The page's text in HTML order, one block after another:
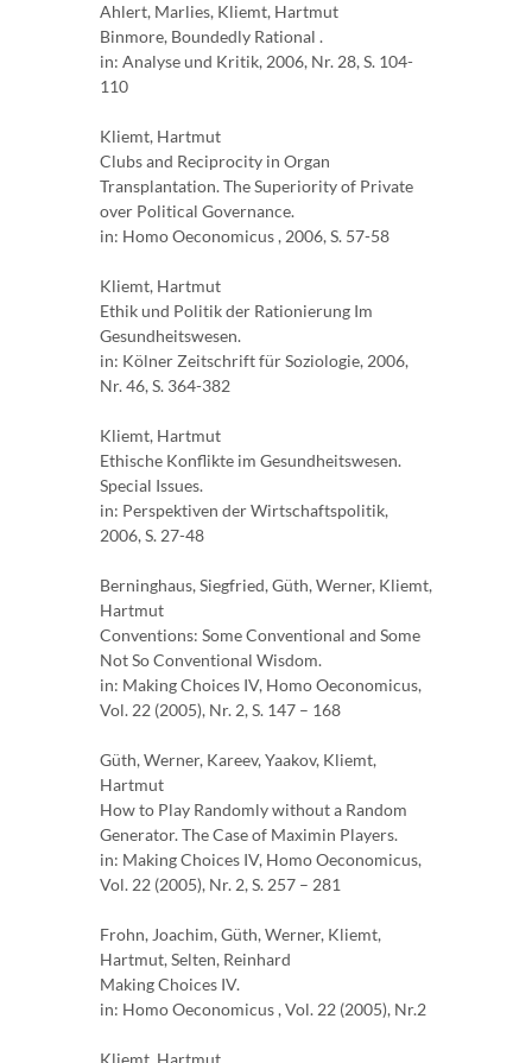
Ahlert, Marlies, Kliemt, Hartmut
Binmore, Boundedly Rational .
in: Analyse und Kritik, 2006, Nr. 28, S. 104-
110
Kliemt, Hartmut
Clubs and Reciprocity in Organ
Transplantation. The Superiority of Private
over Political Governance.
in: Homo Oeconomicus , 2006, S. 57-58
Kliemt, Hartmut
Ethik und Politik der Rationierung Im
Gesundheitswesen.
in: Kölner Zeitschrift für Soziologie, 2006,
Nr. 46, S. 364-382
Kliemt, Hartmut
Ethische Konflikte im Gesundheitswesen.
Special Issues.
in: Perspektiven der Wirtschaftspolitik,
2006, S. 27-48
Berninghaus, Siegfried, Güth, Werner, Kliemt,
Hartmut
Conventions: Some Conventional and Some
Not So Conventional Wisdom.
in: Making Choices IV, Homo Oeconomicus,
Vol. 22 (2005), Nr. 2, S. 147 – 168
Güth, Werner, Kareev, Yaakov, Kliemt,
Hartmut
How to Play Randomly without a Random
Generator. The Case of Maximin Players.
in: Making Choices IV, Homo Oeconomicus,
Vol. 22 (2005), Nr. 2, S. 257 – 281
Frohn, Joachim, Güth, Werner, Kliemt,
Hartmut, Selten, Reinhard
Making Choices IV.
in: Homo Oeconomicus , Vol. 22 (2005), Nr.2
Kliemt, Hartmut